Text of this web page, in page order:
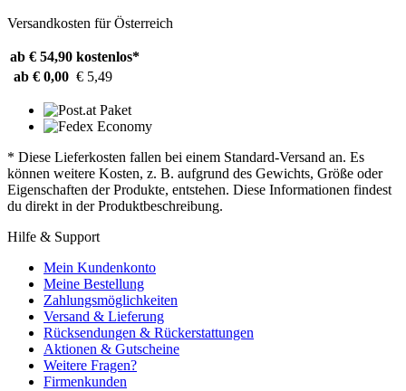
Versandkosten für Österreich
ab € 54,90 kostenlos*
ab € 0,00 € 5,49
* Diese Lieferkosten fallen bei einem Standard-Versand an. Es
können weitere Kosten, z. B. aufgrund des Gewichts, Größe oder
Eigenschaften der Produkte, entstehen. Diese Informationen findest
du direkt in der Produktbeschreibung.
Hilfe & Support
Mein Kundenkonto
Meine Bestellung
Zahlungsmöglichkeiten
Versand & Lieferung
Rücksendungen & Rückerstattungen
Aktionen & Gutscheine
Weitere Fragen?
Firmenkunden